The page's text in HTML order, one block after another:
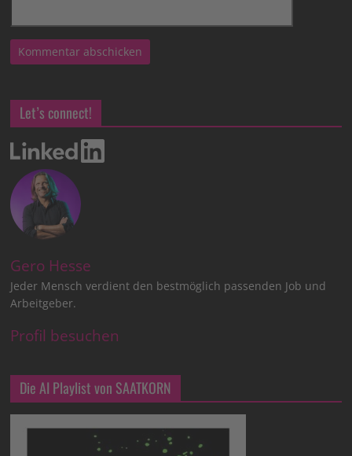
Let’s connect!
Gero Hesse
Jeder Mensch verdient den bestmöglich passenden Job und
Arbeitgeber.
Profil besuchen
Die AI Playlist von SAATKORN